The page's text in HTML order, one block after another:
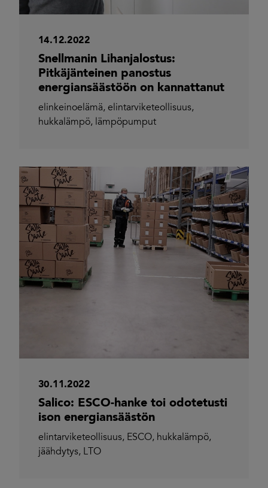
14.12.2022
Snellmanin Lihanjalostus:
Pitkäjänteinen panostus
energiansäästöön on kannattanut
elinkeinoelämä, elintarviketeollisuus,
hukkalämpö, lämpöpumput
30.11.2022
Salico: ESCO-hanke toi odotetusti
ison energiansäästön
elintarviketeollisuus, ESCO, hukkalämpö,
jäähdytys, LTO